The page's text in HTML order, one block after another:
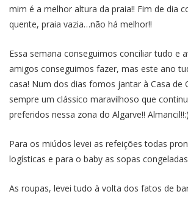
mim é a melhor altura da praia!! Fim de dia
quente, praia vazia…não há melhor!!
Essa semana conseguimos conciliar tudo e
amigos conseguimos fazer, mas este ano
casa! Num dos dias fomos jantar à Casa de
sempre um clássico maravilhoso que
preferidos nessa zona do Algarve!! Almancil!!:)
Para os miúdos levei as refeições todas
logísticas e para o baby as sopas
As roupas, levei tudo à volta dos fatos de